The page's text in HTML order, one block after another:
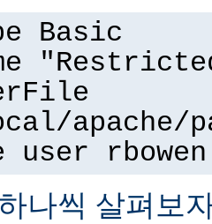
Basic
apache/
user rbowen
나씩 살펴보